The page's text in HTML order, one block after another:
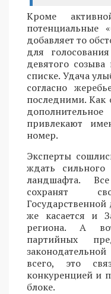
Кроме
потенциальные
добавляет то
для
девятого созыва
списке. Удача
согласно
последними. Как
привлекают
номер.
Эксперты
ждать сильного
ландшафта.
сохранят
же касается и
региона. А
партийных
всего, это
конкуренцией и
блоке.